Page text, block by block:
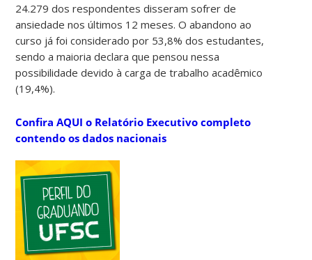
24.279 dos respondentes disseram sofrer de
ansiedade nos últimos 12 meses. O abandono ao
curso já foi considerado por 53,8% dos estudantes,
sendo a maioria declara que pensou nessa
possibilidade devido à carga de trabalho acadêmico
(19,4%).
Confira AQUI o Relatório Executivo completo
contendo os dados nacionais